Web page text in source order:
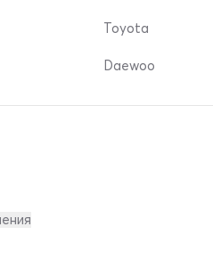
Toyota
Daewoo